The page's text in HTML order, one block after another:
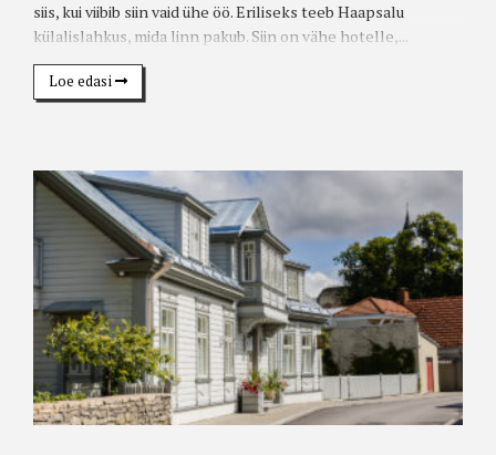
siis, kui viibib siin vaid ühe öö. Eriliseks teeb Haapsalu
külalislahkus, mida linn pakub. Siin on vähe hotelle,...
Loe edasi